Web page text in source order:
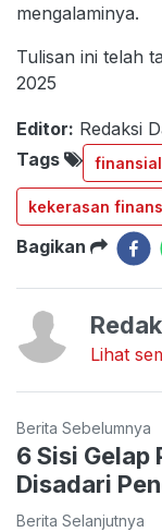
mengalaminya.
Tulisan ini telah
2025
Editor: Redaksi
Tags
finansial
kekerasan
Bagikan
Lihat
Berita Sebelumnya
6 Sisi
Disadari
Berita Selanjutnya